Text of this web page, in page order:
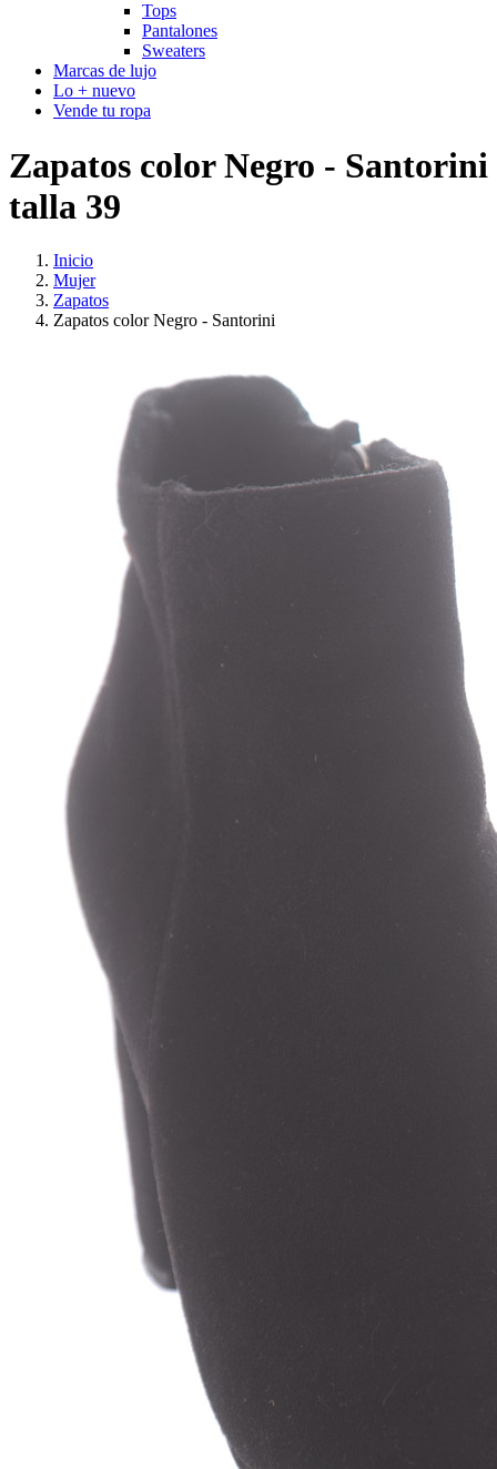
Tops
Pantalones
Sweaters
Marcas de lujo
Lo + nuevo
Vende tu ropa
Zapatos color Negro - Santorini
talla 39
Inicio
Mujer
Zapatos
Zapatos color Negro - Santorini